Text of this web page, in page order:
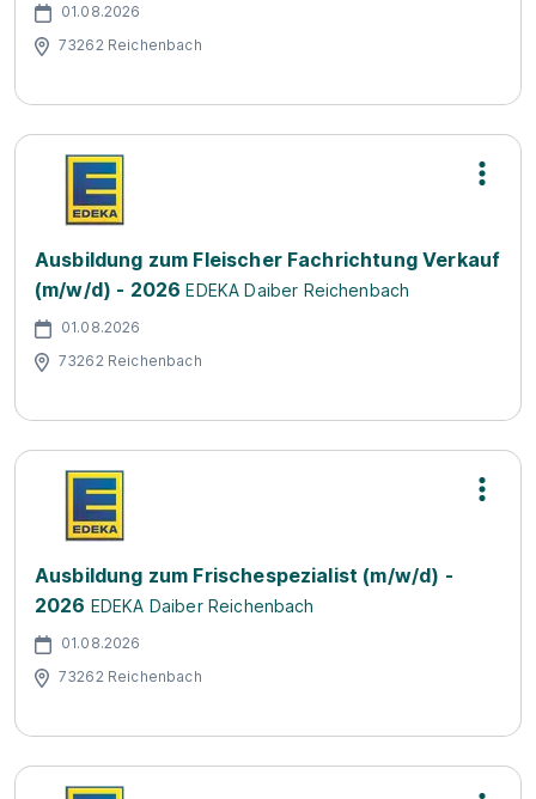
01.08.2026
73262 Reichenbach
Ausbildung zum Fleischer Fachrichtung Verkauf
(m/w/d) - 2026 EDEKA Daiber Reichenbach
01.08.2026
73262 Reichenbach
Ausbildung zum Frischespezialist (m/w/d) -
2026 EDEKA Daiber Reichenbach
01.08.2026
73262 Reichenbach